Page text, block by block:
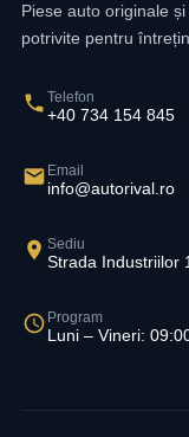
Piese auto originale
potrivite pentru
Telefon
+40 734 154 845
Email
info@autorival.ro
Sediu
Strada Industriilor
Program
Luni – Vineri: